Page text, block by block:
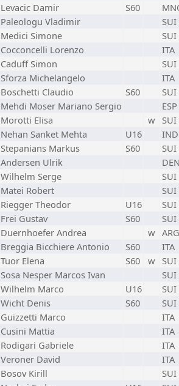
Levacic Damir S60
Paleologu Vladimir
SUI
Medici Simone
SUI
Cocconcelli Lorenzo
ITA
Caduff Simon
SUI
Sforza Michelangelo
ITA
Boschetti Claudio S60
SUI
Mehdi Moser Mariano Sergio
ESP
Morotti Elisa w SUI
Nehan Sanket Mehta U16
IND
Stepanians Markus S60
SUI
Andersen Ulrik
Wilhelm Serge
SUI
Matei Robert
SUI
Riegger Theodor U16
SUI
Frei Gustav S60
SUI
Duernhoefer Andrea w ARG
Breggia Bicchiere Antonio S60
ITA
Tuor Elena S60 w SUI
Sosa Nesper Marcos Ivan
SUI
Wilhelm Marco U16
SUI
Wicht Denis S60
SUI
Guizzetti Marco
ITA
Cusini Mattia
ITA
Rodigari Gabriele
ITA
Veroner David
ITA
Bosov Kirill
SUI